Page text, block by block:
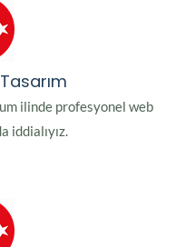
ilinde profesyonel web
iddialıyız.